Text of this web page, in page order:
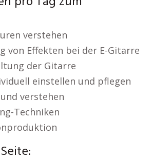
verstehen
von Effekten bei der E-Gitarre
der Gitarre
einstellen und pflegen
verstehen
Techniken